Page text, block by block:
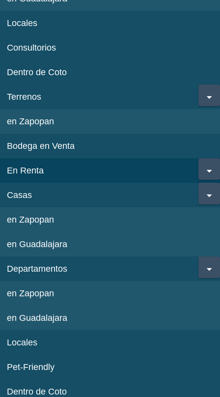
Locales
Consultorios
Dentro de Coto
Terrenos
en Zapopan
Bodega en Venta
En Renta
Casas
en Zapopan
en Guadalajara
Departamentos
en Zapopan
en Guadalajara
Locales
Pet-Friendly
Dentro de Coto